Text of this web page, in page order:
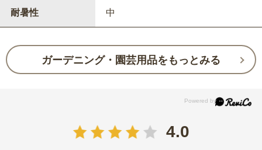
耐暑性 中
ガーデニング・園芸用品をもっとみる
4.0